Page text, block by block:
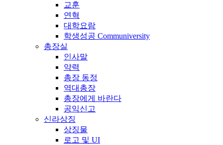
교훈
연혁
대학요람
학생성공 Communiversity
총장실
인사말
약력
총장 동정
역대총장
총장에게 바란다
공익신고
신라상징
상징물
로고 및 UI